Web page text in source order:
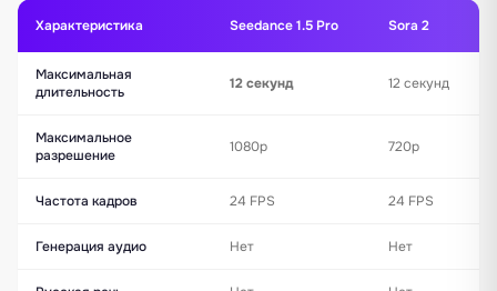
Характеристика Seedance 1.5 Pro Sora 2
Максимальная
длительность
12 секунд 12 секунд
Максимальное
разрешение
1080p 720p
Частота кадров 24 FPS 24 FPS
Генерация аудио Нет Нет